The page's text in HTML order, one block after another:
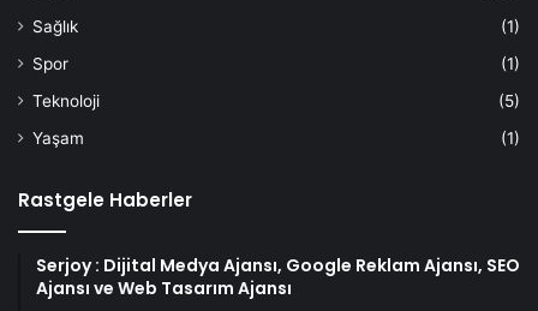
Sağlık
(1)
Spor
(1)
Teknoloji
(5)
Yaşam
(1)
Rastgele Haberler
Serjoy : Dijital Medya Ajansı, Google Reklam Ajansı, SEO
Ajansı ve Web Tasarım Ajansı